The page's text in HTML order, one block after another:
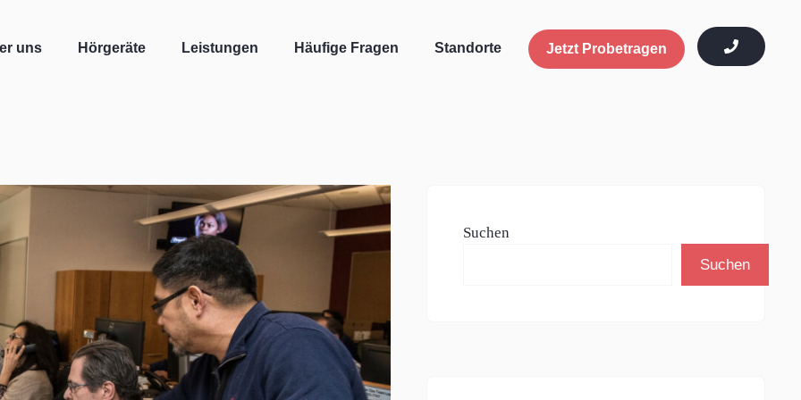
uns Hörgeräte Leistungen Häufige Fragen Standorte Jetzt Probetragen
Suchen
Suchen